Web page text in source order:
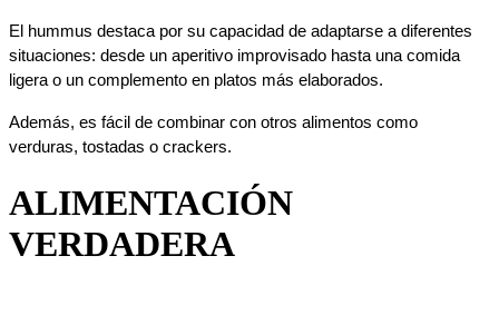
El hummus destaca por su capacidad de adaptarse a diferentes
situaciones: desde un aperitivo improvisado hasta una comida
ligera o un complemento en platos más elaborados.
Además, es fácil de combinar con otros alimentos como
verduras, tostadas o crackers.
ALIMENTACIÓN
VERDADERA